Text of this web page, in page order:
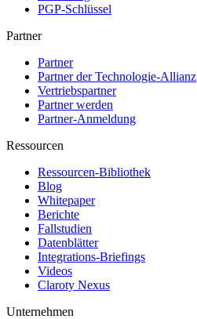
PGP-Schlüssel
Partner
Partner
Partner der Technologie-Allianz
Vertriebspartner
Partner werden
Partner-Anmeldung
Ressourcen
Ressourcen-Bibliothek
Blog
Whitepaper
Berichte
Fallstudien
Datenblätter
Integrations-Briefings
Videos
Claroty Nexus
Unternehmen